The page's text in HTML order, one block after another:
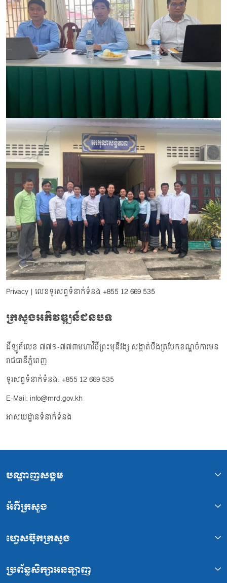
Privacy | លេខទូរសព្ទទំនាក់ទំនង +855 12 669 535
ក្រសួងអភិវឌ្ឍន៍ជនបទ
ដីឡូត៍លេខ ៧៧១-៧៧៣មហាវិថីព្រះមុនីវង្ស សង្កាត់បឹងត្របែកខណ្ឌចំការមន
រាជធានីភ្នំពេញ
ទូរសព្ទទំនាក់ទំនង: +855 12 669 535
E-Mail: info@mrd.gov.kh
អាសយដ្ឋានទំនាក់ទំនង
បណ្ដាញសង្គម
អំពីក្រសួង
ហ្វេសប៊ុកក្រសួង
ប្រព័ន្ធសិក្សាអនឡាញ